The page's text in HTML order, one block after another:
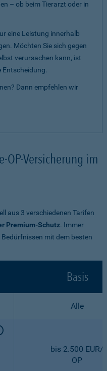
– ob beim Tierarzt oder in
eine Leistung innerhalb
Möchten Sie sich gegen
verursachen kann, ist
Entscheidung.
Dann empfehlen wir
OP-Versicherung im
aus 3 verschiedenen Tarifen
Premium-Schutz. Immer
mit dem besten
Basis
Alle
bis 2.500 EUR/
OP